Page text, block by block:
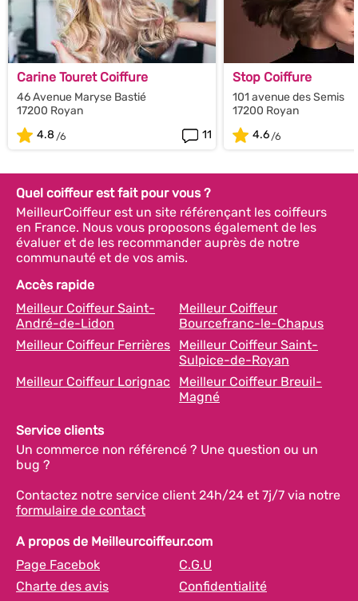
Carine Touret Coiffure
46 Avenue Maryse Bastié
17200 Royan
4.8
11
Stop Coiffure
101 avenue des Semis
17200 Royan
4.6
Quel coiffeur est fait pour vous ?
MeilleurCoiffeur est un site référençant les coiffeurs
en France. Nous vous proposons également de les
évaluer et de les recommander auprès de notre
communauté et de vos amis.
Accès rapide
Meilleur Coiffeur Saint-
André-de-Lidon
Meilleur Coiffeur
Bourcefranc-le-Chapus
Meilleur Coiffeur Ferrières
Meilleur Coiffeur Saint-
Sulpice-de-Royan
Meilleur Coiffeur Lorignac
Meilleur Coiffeur Breuil-
Magné
Service clients
Un commerce non référencé ? Une question ou un
bug ?
Contactez notre service client 24h/24 et 7j/7 via notre
formulaire de contact
A propos de Meilleurcoiffeur.com
Page Facebok
C.G.U
Charte des avis
Confidentialité